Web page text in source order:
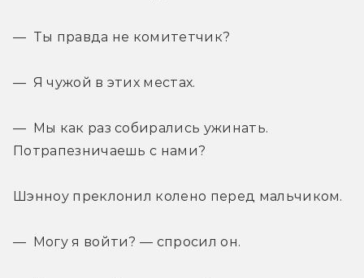
— Ты правда не комитетчик?
— Я чужой в этих местах.
— Мы как раз собирались ужинать.
Потрапезничаешь с нами?
Шэнноу преклонил колено перед мальчиком.
— Могу я войти? — спросил он.